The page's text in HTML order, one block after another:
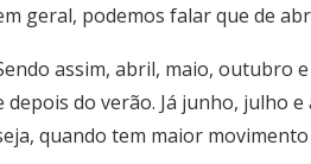
geral, podemos falar que de
assim, abril, maio, outubro
depois do verão. Já junho, julho
quando tem maior